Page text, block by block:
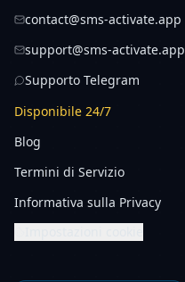
contact@sms-activate.app
support@sms-activate.app
Supporto Telegram
Disponibile 24/7
Blog
Termini di Servizio
Informativa sulla Privacy